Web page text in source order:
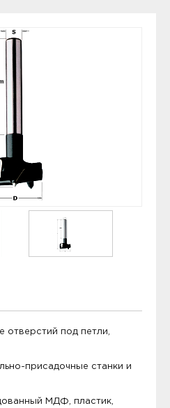
отверстий под петли,
присадочные станки и
МДФ, пластик,